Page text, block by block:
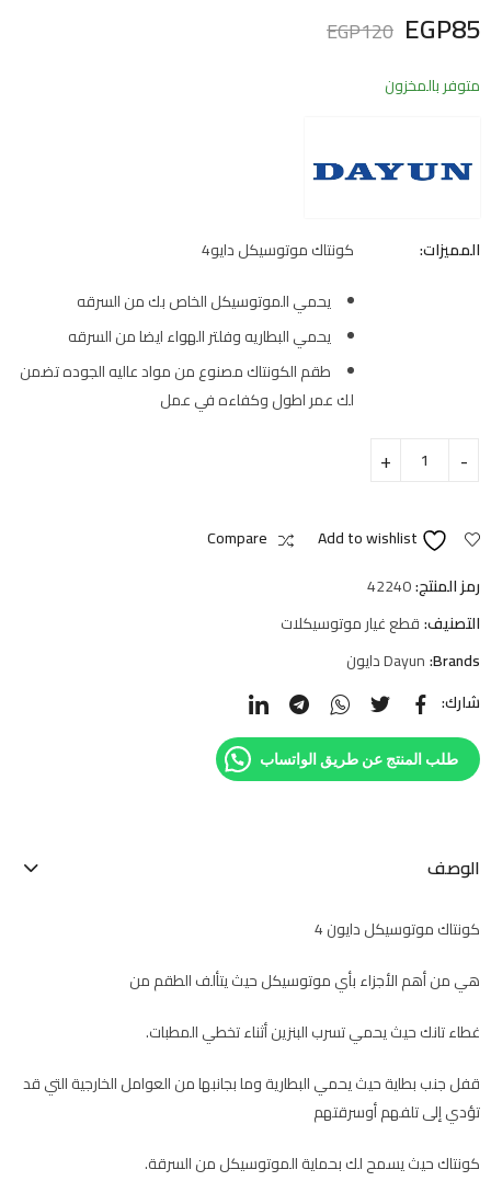
EGP85
EGP120
متوفر بالمخزون
المميزات:
كونتاك موتوسيكل دايو4
يحمي الموتوسيكل الخاص بك من السرقه
يحمي البطاريه وفلتر الهواء ايضا من السرقه
طقم الكونتاك مصنوع من مواد عاليه الجوده تضمن
لك عمر اطول وكفاءه في عمل
Add to wishlist
Compare
رمز المنتج:42240
التصنيف:قطع غيار موتوسيكلات
Brands: Dayun دايون
شارك:
طلب المنتج عن طريق الواتساب
الوصف
كونتاك موتوسيكل دايون 4
هي من أهم الأجزاء بأي موتوسيكل حيث يتألف الطقم من
غطاء تانك حيث يحمي تسرب البنزين أثناء تخطي المطبات.
قفل جنب بطاية حيث يحمي البطارية وما بجانبها من العوامل الخارجية التي قد
تؤدي إلى تلفهم أوسرقتهم
كونتاك حيث يسمح لك بحماية الموتوسيكل من السرقة.